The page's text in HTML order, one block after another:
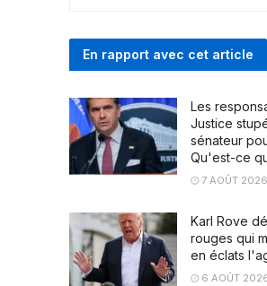
En rapport avec cet article
Les
Justice
sénateur
Qu'est-ce
7 AOÛT 2026
Karl Rove
rouges qui
en éclats
6 AOÛT